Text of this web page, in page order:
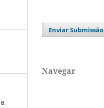
Enviar Submissão
Navegar